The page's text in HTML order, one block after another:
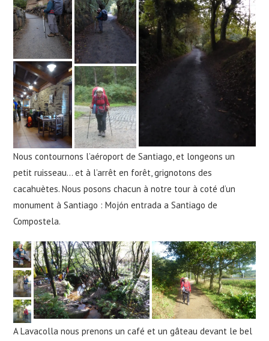
Nous contournons l’aéroport de Santiago, et longeons un
petit ruisseau… et à l’arrêt en forêt, grignotons des
cacahuètes. Nous posons chacun à notre tour à coté d’un
monument à Santiago : Mojón entrada a Santiago de
Compostela.
A Lavacolla nous prenons un café et un gâteau devant le bel